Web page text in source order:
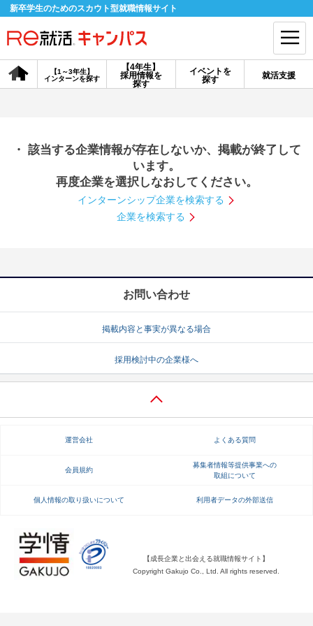
新卒学生のためのスカウト型就職情報サイト
【4年生】
採用情報を
探す
【1～3年生】
インターンを探す
イベントを
探す
就活支援
会員登録 ログイン
探す
【4年生】
説明会を探す
インターンを探す
就活ノウハウ・サポート
就活ノウハウが満載！ お役立ち記事・相談室など
就活ニュースペーパー よくある質問
不明点があればこちら
・ 該当する企業情報が存在しないか、掲載が終了して
います。
再度企業を選択しなおしてください。
インターンシップ企業を検索する
企業を検索する
お問い合わせ
掲載内容と事実が異なる場合
採用検討中の企業様へ
運営会社 よくある質問
会員規約
募集者情報等提供事業への
取組について
個人情報の取り扱いについて 利用者データの外部送信
【成長企業と出会える就職情報サイト】
Copyright Gakujo Co., Ltd. All rights reserved.